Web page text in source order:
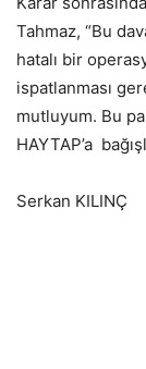
Tahmaz, “Bu
hatalı bir
ispatlanması
mutluyum. Bu
HAYTAP’a
Serkan KILINÇ